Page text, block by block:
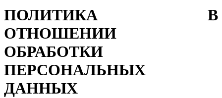
ПОЛИТИКА В
ОТНОШЕНИИ
ОБРАБОТКИ
ПЕРСОНАЛЬНЫХ
ДАННЫХ